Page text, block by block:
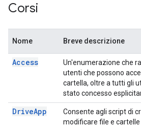
Corsi
Nome Breve descrizione
Access
Un'enumerazione che
utenti che possono
cartella, oltre a tutti gli
stato concesso
DriveApp
Consente agli script di
modificare file e cartelle